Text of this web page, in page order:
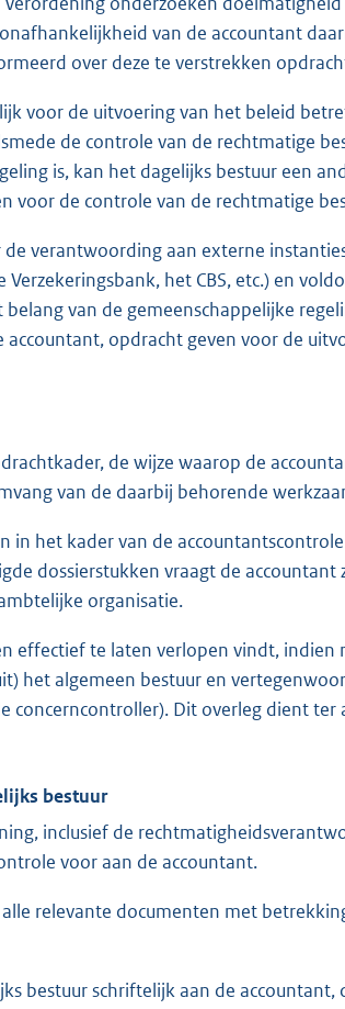
van de accountant
over deze te verstrekken
voor de uitvoering van het beleid
de controle van de rechtmatige
is, kan het dagelijks bestuur een
voor de controle van de rechtmatige
verantwoording aan externe
Verzekeringsbank, het CBS, etc.) en
van de gemeenschappelijke
opdracht geven voor de
de wijze waarop de
van de daarbij behorende
in het kader van de
dossierstukken vraagt de
organisatie.
effectief te laten verlopen vindt, indien
het algemeen bestuur en
concerncontroller). Dit overleg dient ter
bestuur
inclusief de
voor aan de accountant.
relevante documenten met
bestuur schriftelijk aan de